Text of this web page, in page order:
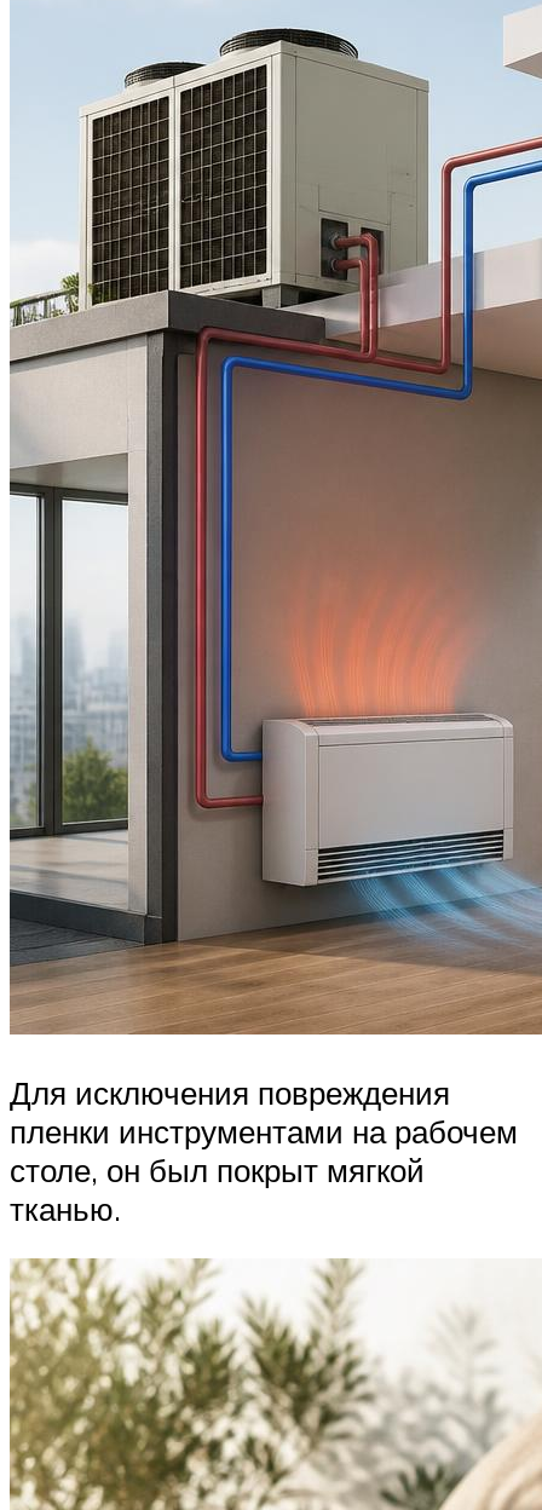
Для исключения повреждения
пленки инструментами на рабочем
столе, он был покрыт мягкой
тканью.